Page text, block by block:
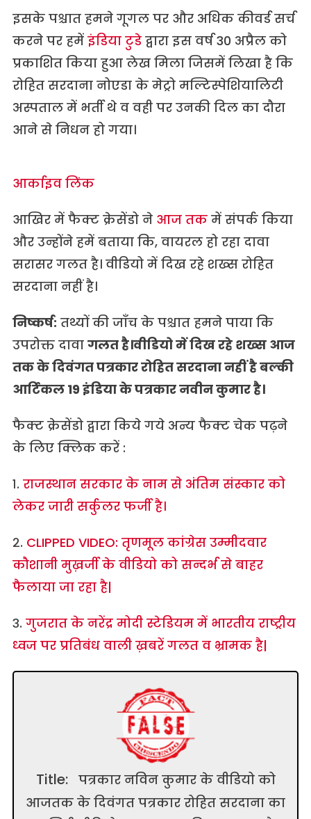
इसके पश्चात हमने गूगल पर और अधिक कीवर्ड सर्च
करने पर हमें इंडिया टुडेद्वारा इस वर्ष 30 अप्रैल को
प्रकाशित किया हुआ लेख मिला जिसमें लिखा है कि
रोहित सरदाना नोएडा के मेट्रो मल्टिस्पेशियालिटी
अस्पताल में भर्ती थे व वही पर उनकी दिल का दौरा
आने से निधन हो गया।
आर्काइव लिंक
आखिर में फैक्ट क्रेसेंडो ने आज तकमें संपर्क किया
और उन्होंने हमें बताया कि, वायरल हो रहा दावा
सरासर गलत है। वीडियो में दिख रहे शख्स रोहित
सरदाना नहीं है।
निष्कर्ष: तथ्यों की जाँच के पश्चात हमने पाया कि
उपरोक्त दावा गलत है।वीडियो में दिख रहे शख्स आज
तक के दिवंगत पत्रकार रोहित सरदाना नहीं है बल्की
आर्टिकल 19 इंडिया के पत्रकार नवीन कुमार है।
फैक्ट क्रेसेंडो द्वारा किये गये अन्य फैक्ट चेक पढ़ने
के लिए क्लिक करें :
१. राजस्थान सरकार के नाम से अंतिम संस्कार को
लेकर जारी सर्कुलर फर्जी है।
२. CLIPPED VIDEO: तृणमूल कांग्रेस उम्मीदवार
कौशानी मुख़र्जी के वीडियो को सन्दर्भ से बाहर
फैलाया जा रहा है|
३. गुजरात के नरेंद्र मोदी स्टेडियम में भारतीय राष्ट्रीय
ध्वज पर प्रतिबंध वाली ख़बरें गलत व भ्रामक है|
Title:
पत्रकार नविन कुमार के वीडियो को
आजतक के दिवंगत पत्रकार रोहित सरदाना का